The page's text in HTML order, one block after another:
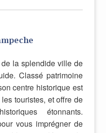
la splendide ville de
Classé patrimoine
centre historique est
touristes, et offre de
étonnants.
vous imprégner de